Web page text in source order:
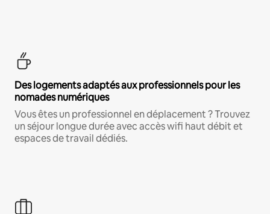
Des logements adaptés aux professionnels pour les
nomades numériques
Vous êtes un professionnel en déplacement ? Trouvez
un séjour longue durée avec accès wifi haut débit et
espaces de travail dédiés.